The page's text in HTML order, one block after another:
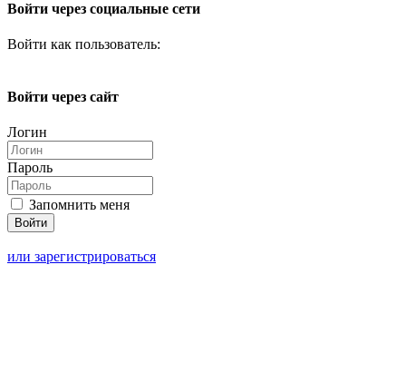
Войти через социальные сети
Войти как пользователь:
Войти через сайт
Логин
Пароль
Запомнить меня
или зарегистрироваться